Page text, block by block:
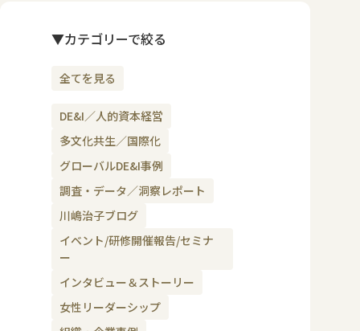
▼カテゴリーで絞る
全てを見る
DE&I／人的資本経営
多文化共生／国際化
グローバルDE&I事例
調査・データ／洞察レポート
川嶋治子ブログ
イベント/研修開催報告/セミナ
ー
インタビュー＆ストーリー
女性リーダーシップ